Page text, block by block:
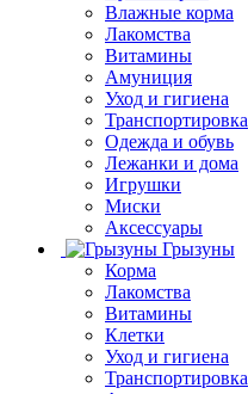
Влажные корма
Лакомства
Витамины
Амуниция
Уход и гигиена
Транспортировка
Одежда и обувь
Лежанки и дома
Игрушки
Миски
Аксессуары
Грызуны
Корма
Лакомства
Витамины
Клетки
Уход и гигиена
Транспортировка